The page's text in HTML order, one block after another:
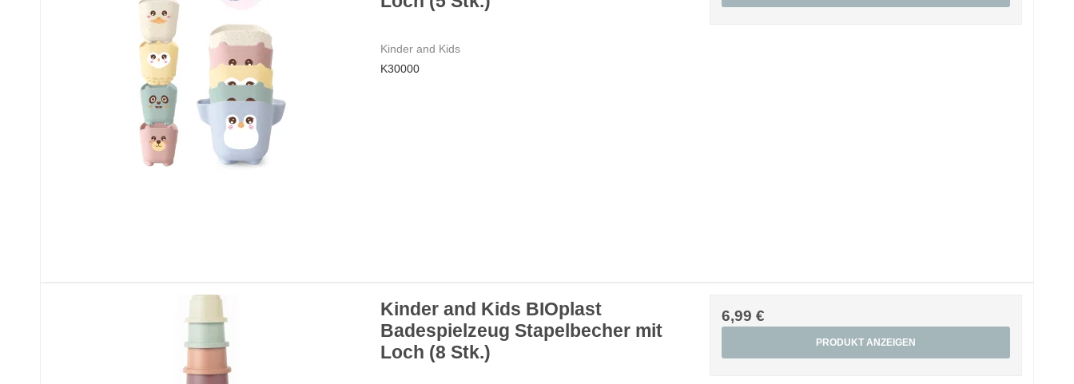
Kinder and Kids
K30000
Kinder and Kids BIOplast
Badespielzeug Stapelbecher mit
Loch (8 Stk.)
6,99 €
PRODUKT ANZEIGEN